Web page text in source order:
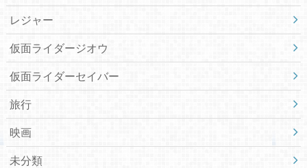
レジャー
仮面ライダージオウ
仮面ライダーセイバー
旅行
映画
未分類